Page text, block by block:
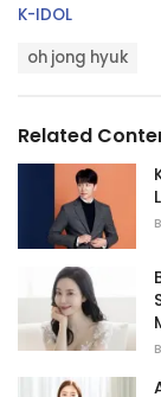
C
r
i
K-IDOL
:
oh jong hyuk
Related